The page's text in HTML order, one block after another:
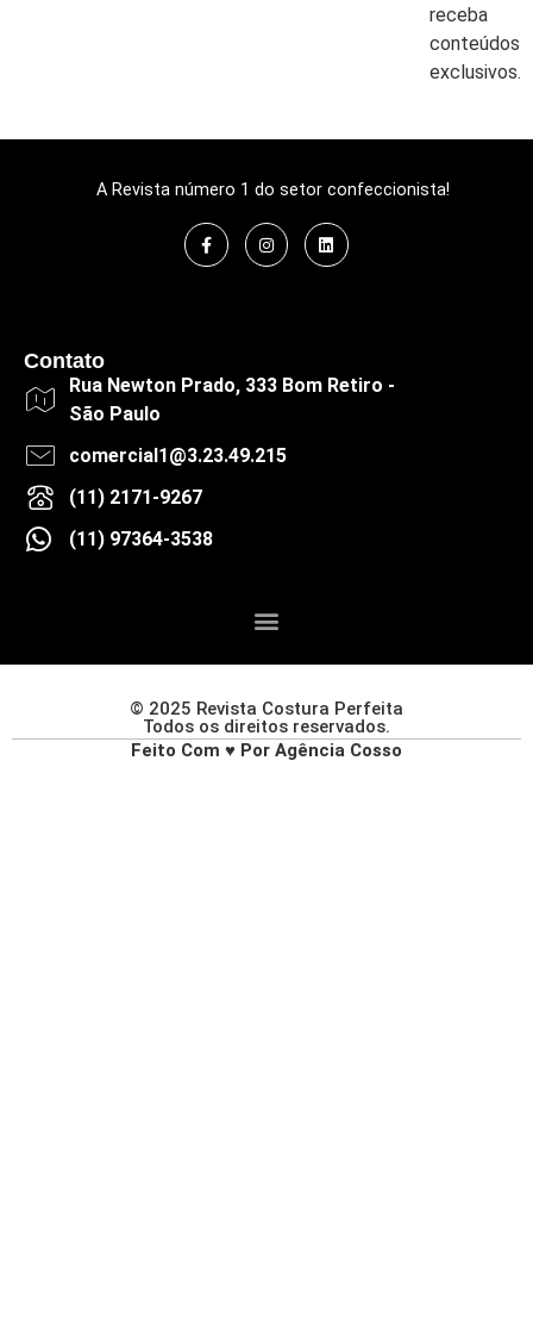
receba
conteúdos
exclusivos.
A Revista número 1 do setor confeccionista!
Contato
Rua Newton Prado, 333 Bom Retiro -
São Paulo
comercial1@3.23.49.215
(11) 2171-9267
(11) 97364-3538
© 2025 Revista Costura Perfeita
Todos os direitos reservados.
Feito Com ♥ Por Agência Cosso